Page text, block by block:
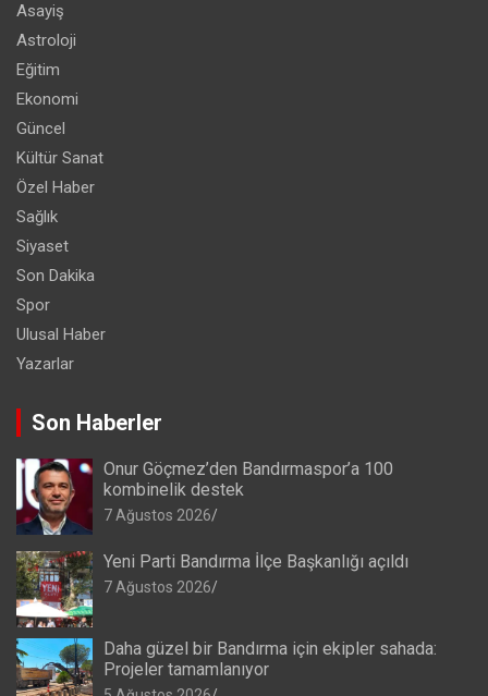
Asayiş
Astroloji
Eğitim
Ekonomi
Güncel
Kültür Sanat
Özel Haber
Sağlık
Siyaset
Son Dakika
Spor
Ulusal Haber
Yazarlar
Son Haberler
Onur Göçmez’den Bandırmaspor’a 100
kombinelik destek
7 Ağustos 2026
Yeni Parti Bandırma İlçe Başkanlığı açıldı
7 Ağustos 2026
Daha güzel bir Bandırma için ekipler sahada:
Projeler tamamlanıyor